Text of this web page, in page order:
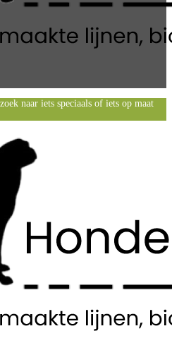
naar iets speciaals of iets op maat